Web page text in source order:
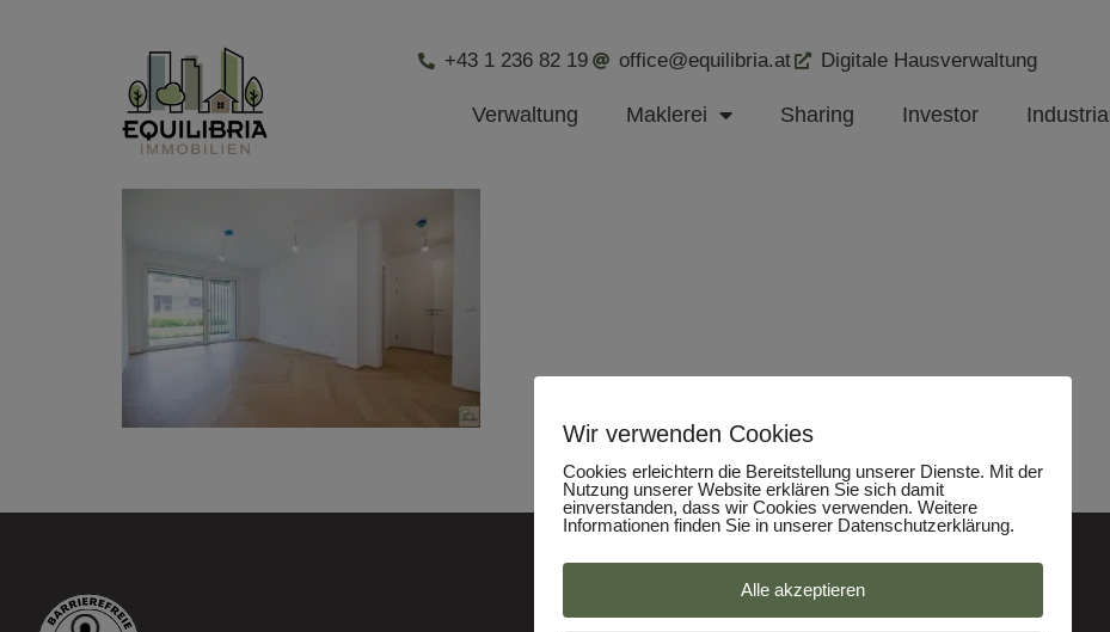
+43 1 236 82 19 office@equilibria.at Digitale Hausverwaltung
Verwaltung Maklerei Sharing Investor Industrial
Datenschutz
Wir verwenden Cookies
Cookies erleichtern die Bereitstellung unserer Dienste. Mit der
Nutzung unserer Website erklären Sie sich damit
einverstanden, dass wir Cookies verwenden. Weitere
Informationen finden Sie in unserer Datenschutzerklärung.
Alle akzeptieren